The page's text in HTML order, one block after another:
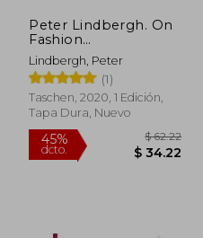
Peter Lindbergh. On
Fashion
Photography. 40Th
Anniversary Edition
(en Inglés)
Lindbergh, Peter
(1)
Taschen, 2020, 1 Edición,
Tapa Dura, Nuevo